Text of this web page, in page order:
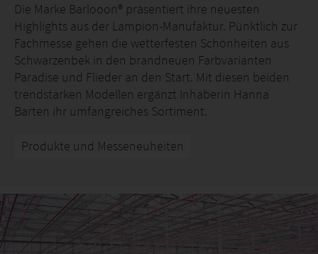
Die Marke Barlooon® präsentiert ihre neuesten
Highlights aus der Lampion-Manufaktur. Pünktlich zur
Fachmesse gehen die wetterfesten Schönheiten aus
Schwarzenbek in den brandneuen Farbvarianten
Paradise und Flieder an den Start. Mit diesen beiden
trendstarken Modellen ergänzt Inhaberin Hanna
Barten ihr umfangreiches Sortiment.
Produkte und Messeneuheiten